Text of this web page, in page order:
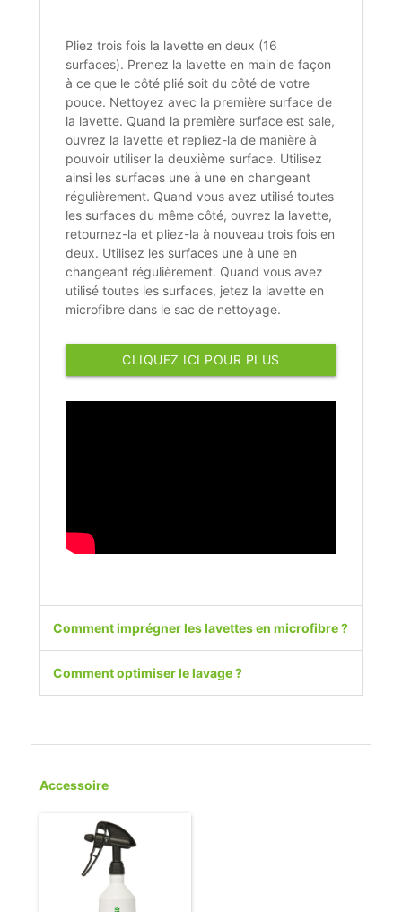
Pliez trois fois la lavette en deux (16
surfaces). Prenez la lavette en main de façon
à ce que le côté plié soit du côté de votre
pouce. Nettoyez avec la première surface de
la lavette. Quand la première surface est sale,
ouvrez la lavette et repliez-la de manière à
pouvoir utiliser la deuxième surface. Utilisez
ainsi les surfaces une à une en changeant
régulièrement. Quand vous avez utilisé toutes
les surfaces du même côté, ouvrez la lavette,
retournez-la et pliez-la à nouveau trois fois en
deux. Utilisez les surfaces une à une en
changeant régulièrement. Quand vous avez
utilisé toutes les surfaces, jetez la lavette en
microfibre dans le sac de nettoyage.
CLIQUEZ ICI POUR PLUS
Comment imprégner les lavettes en microfibre ?
Comment optimiser le lavage ?
Accessoire